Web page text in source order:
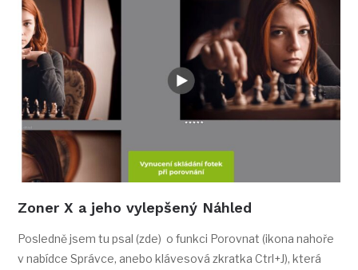
Zoner X a jeho vylepšený Náhled
Posledně jsem tu psal (zde) o funkci Porovnat (ikona nahoře
v nabídce Správce, anebo klávesová zkratka Ctrl+J), která